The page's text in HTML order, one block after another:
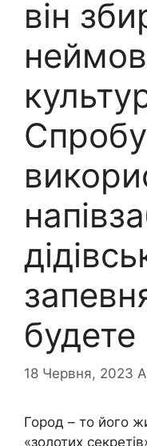
він
будете
18 Червня, 2023
Город – то його
«золотих